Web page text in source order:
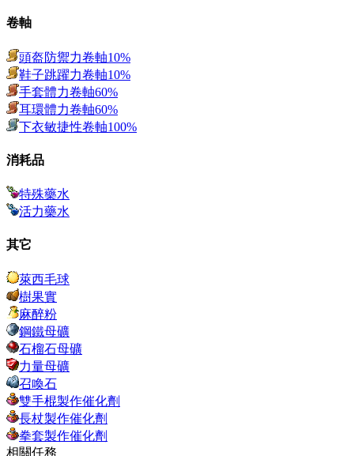
卷軸
頭盔防禦力卷軸10%
鞋子跳躍力卷軸10%
手套體力卷軸60%
耳環體力卷軸60%
下衣敏捷性卷軸100%
消耗品
特殊藥水
活力藥水
其它
萊西毛球
樹果實
麻醉粉
鋼鐵母礦
石榴石母礦
力量母礦
召喚石
雙手棍製作催化劑
長杖製作催化劑
拳套製作催化劑
相關任務